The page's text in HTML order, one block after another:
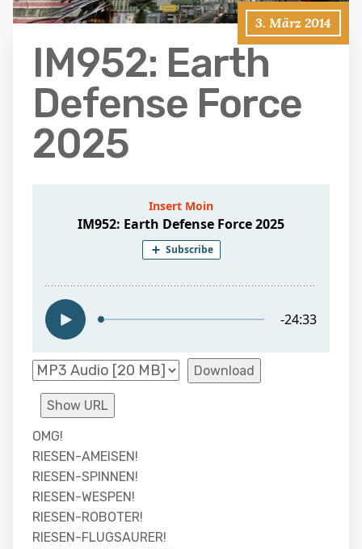
3. März 2014
IM952: Earth
Defense Force
2025
Download
Show URL
OMG!
RIESEN-AMEISEN!
RIESEN-SPINNEN!
RIESEN-WESPEN!
RIESEN-ROBOTER!
RIESEN-FLUGSAURER!